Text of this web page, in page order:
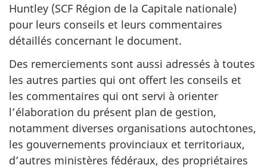
Huntley (SCF Région de la Capitale nationale)
pour leurs conseils et leurs commentaires
détaillés concernant le document.
Des remerciements sont aussi adressés à toutes
les autres parties qui ont offert les conseils et
les commentaires qui ont servi à orienter
l’élaboration du présent plan de gestion,
notamment diverses organisations autochtones,
les gouvernements provinciaux et territoriaux,
d’autres ministères fédéraux, des propriétaires